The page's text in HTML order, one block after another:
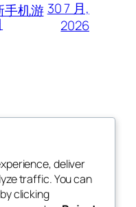
手机游 30 7 月,
2026
杂志
deliver
traffic. You can
clicking